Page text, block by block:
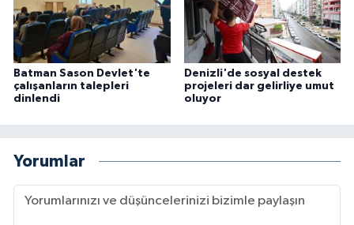
Batman Sason Devlet'te
çalışanların talepleri
dinlendi
Denizli'de sosyal destek
projeleri dar gelirliye umut
oluyor
Yorumlar